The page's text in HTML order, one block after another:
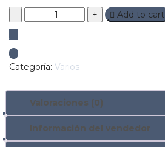
Quantity Add to cart
Categoría: Varios
Valoraciones (0)
Información del vendedor